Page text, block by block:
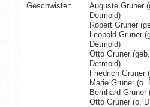
Geschwister:
Auguste Gruner
Detmold)
Robert Gruner
Leopold Gruner
Detmold)
Otto Gruner
Detmold)
Friedrich Gruner
Marie Gruner (o.
Bernhard Gruner
Otto Gruner (o.